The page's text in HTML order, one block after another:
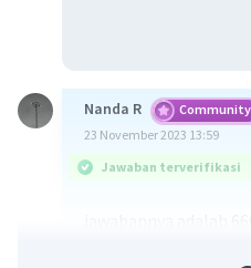
Nanda R Community
23 November 2023 13:59
Jawaban terverifikasi